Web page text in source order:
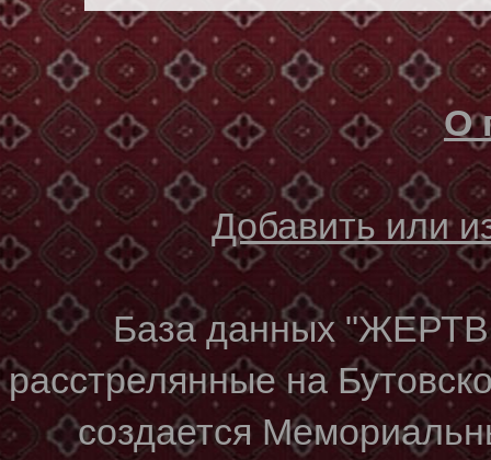
О
Добавить или
База данных
расстрелянные на
создается